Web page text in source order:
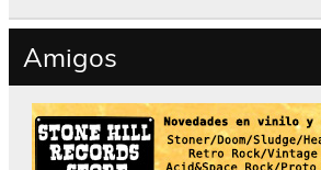
Amigos